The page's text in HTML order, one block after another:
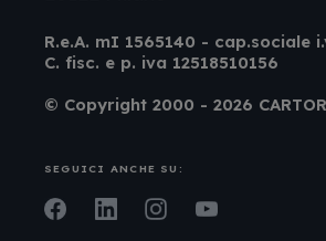
R.e.A. mI 1565140 - cap.sociale
C. fisc. e p. iva 12518510156
© Copyright 2000 - 2026
SEGUICI ANCHE SU:
Facebook
LinkedInInstagram